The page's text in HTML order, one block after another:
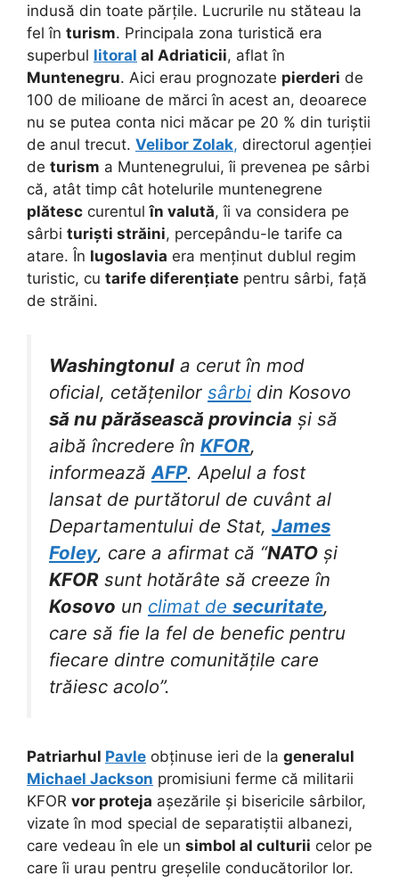
indusă din toate părțile. Lucrurile nu stăteau la
fel în turism. Principala zona turistică era
superbul litoral al Adriaticii, aflat în
Muntenegru. Aici erau prognozate pierderi de
100 de milioane de mărci în acest an, deoarece
nu se putea conta nici măcar pe 20 % din turiștii
de anul trecut. Velibor Zolak, directorul agenției
de turism a Muntenegrului, îi prevenea pe sârbi
că, atât timp cât hotelurile muntenegrene
plătesc curentulîn valută, îi va considera pe
sârbi turiști străini, percepându-le tarife ca
atare. În Iugoslavia era menținut dublul regim
turistic, cu tarife diferențiate pentru sârbi, față
de străini.
Washingtonul a cerut în mod
oficial, cetățenilor sârbi din Kosovo
să nu părăsească provincia și să
aibă încredere în KFOR,
informeazăAFP. Apelul a fost
lansat de purtătorul de cuvânt al
Departamentului de Stat, James
Foley, care a afirmat că “NATO și
KFOR sunt hotărâte să creeze în
Kosovo un climat de securitate,
care să fie la fel de benefic pentru
fiecare dintre comunitățile care
trăiesc acolo”.
Patriarhul Pavle obținuse ieri de la generalul
Michael Jackson promisiuni ferme că militarii
KFOR vor proteja așezările și bisericile sârbilor,
vizate în mod special de separatiștii albanezi,
care vedeau în ele un simbol al culturii celor pe
care îi urau pentru greșelile conducătorilor lor.